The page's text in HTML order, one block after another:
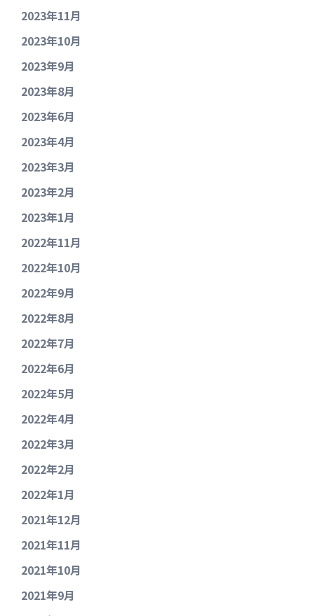
2023年11月
2023年10月
2023年9月
2023年8月
2023年6月
2023年4月
2023年3月
2023年2月
2023年1月
2022年11月
2022年10月
2022年9月
2022年8月
2022年7月
2022年6月
2022年5月
2022年4月
2022年3月
2022年2月
2022年1月
2021年12月
2021年11月
2021年10月
2021年9月